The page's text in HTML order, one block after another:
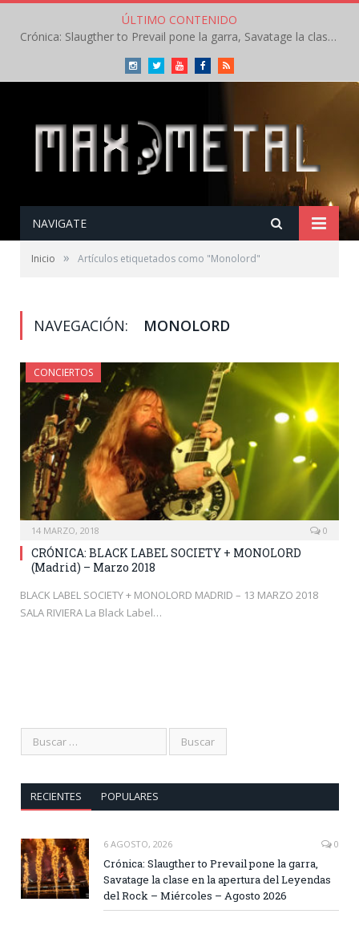
ÚLTIMO CONTENIDO
Crónica: Slaugther to Prevail pone la garra, Savatage la clase en la apertura del Leyendas del Rock – Miércoles – Agosto 2026
InstagramTwitterYoutubeFacebookRSS
NAVIGATE
Inicio » Artículos etiquetados como "Monolord"
NAVEGACIÓN: MONOLORD
CONCIERTOS
14 MARZO, 2018 0
CRÓNICA: BLACK LABEL SOCIETY + MONOLORD
(Madrid) – Marzo 2018
BLACK LABEL SOCIETY + MONOLORD MADRID – 13 MARZO 2018
SALA RIVIERA La Black Label…
RECIENTES POPULARES
6 AGOSTO, 2026 0
Crónica: Slaugther to Prevail pone la garra,
Savatage la clase en la apertura del Leyendas
del Rock – Miércoles – Agosto 2026